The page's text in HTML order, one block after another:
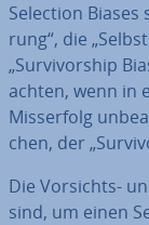
Selection Biases
rung“, die
„Sur­vi­vor­ship
ach­ten, wenn in
Miss­erfolg
chen, der
Die Vorsichts-
sind, um einen